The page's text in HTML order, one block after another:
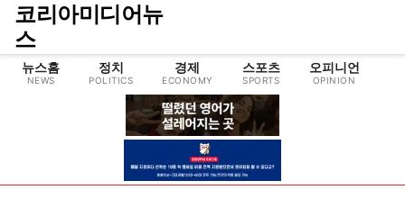
코리아미디어뉴
스
뉴스홈
NEWS
정치
POLITICS
경제
ECONOMY
스포츠
SPORTS
오피니언
OPINION